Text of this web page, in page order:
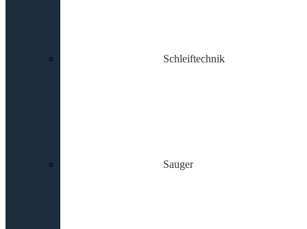
Schleiftechnik
Sauger